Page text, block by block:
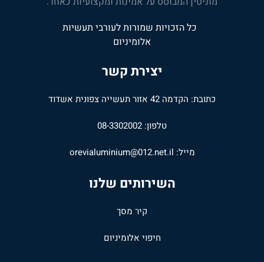
כל הזכויות שמורות לעורבי תעשיות
אלומיניום
יצירת קשר
כתובת: הקדמה 42 אזור תעשייה צפונית אשדוד
טלפון: 08-3302002
מייל: orevialuminium@012.net.il
השירותים שלנו
קיר מסך
חיפוי אלומיניום